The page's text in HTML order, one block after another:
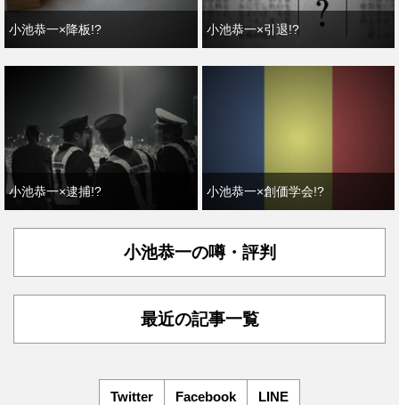
小池恭一×降板!? 小池恭一×引退!?
小池恭一×逮捕!? 小池恭一×創価学会!?
小池恭一の噂・評判
最近の記事一覧
Twitter Facebook LINE